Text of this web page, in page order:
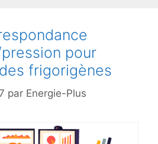
pour
frigorigènes
par Energie-Plus